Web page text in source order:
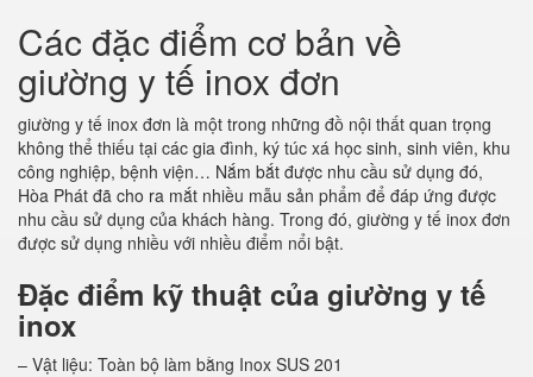
Các đặc điểm cơ bản về
giường y tế inox đơn
giường y tế inox đơn là một trong những đồ nội thất quan trọng
không thể thiếu tại các gia đình, ký túc xá học sinh, sinh viên, khu
công nghiệp, bệnh viện… Nắm bắt được nhu cầu sử dụng đó,
Hòa Phát đã cho ra mắt nhiều mẫu sản phẩm để đáp ứng được
nhu cầu sử dụng của khách hàng. Trong đó, giường y tế inox đơn
được sử dụng nhiều với nhiều điểm nổi bật.
Đặc điểm kỹ thuật của giường y tế
inox
– Vật liệu: Toàn bộ làm bằng Inox SUS 201